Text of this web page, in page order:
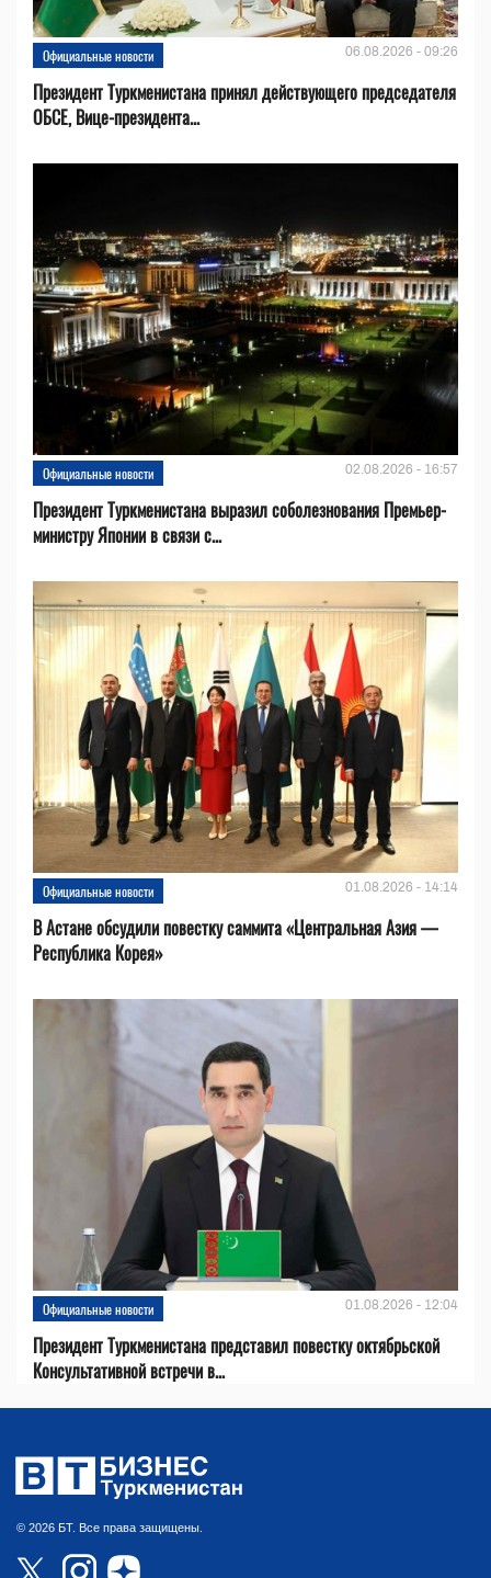
Официальные новости 06.08.2026 - 09:26
Президент Туркменистана принял действующего председателя
ОБСЕ, Вице-президента...
Официальные новости 02.08.2026 - 16:57
Президент Туркменистана выразил соболезнования Премьер-
министру Японии в связи с...
Официальные новости 01.08.2026 - 14:14
В Астане обсудили повестку саммита «Центральная Азия —
Республика Корея»
Официальные новости 01.08.2026 - 12:04
Президент Туркменистана представил повестку октябрьской
Консультативной встречи в...
© 2026 БТ. Все права защищены.